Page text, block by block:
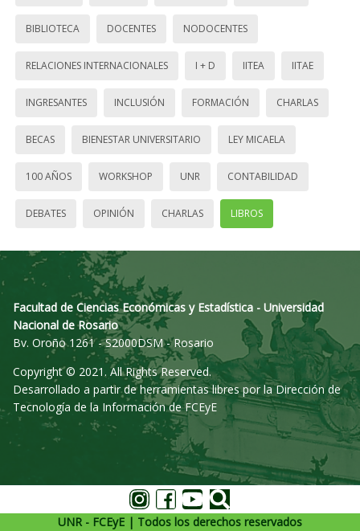
BIBLIOTECA DOCENTES NODOCENTES
RELACIONES INTERNACIONALES I + D IITEA IITAE
INGRESANTES INCLUSIÓN FORMACIÓN CHARLAS
BECAS BIENESTAR UNIVERSITARIO LEY MICAELA
100 AÑOS WORKSHOP UNR CONTABILIDAD
DEBATES OPINIÓN CHARLAS LIBROS
Facultad de Ciencias Económicas y Estadística - Universidad
Nacional de Rosario
Bv. Oroño 1261 - S2000DSM - Rosario
Copyright © 2021. All Rights Reserved.
Desarrollado a partir de herramientas libres por la Dirección de
Tecnología de la Información de FCEyE
UNR - FCEyE | Todos los derechos reservados